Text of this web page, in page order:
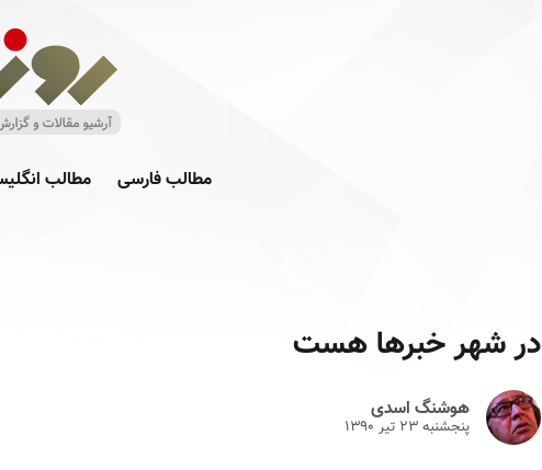
مطالب فارسی مطالب
در شهر خبرها هست
هوشنگ اسدی
پنجشنبه ۲۳ تير ۱۳۹۰